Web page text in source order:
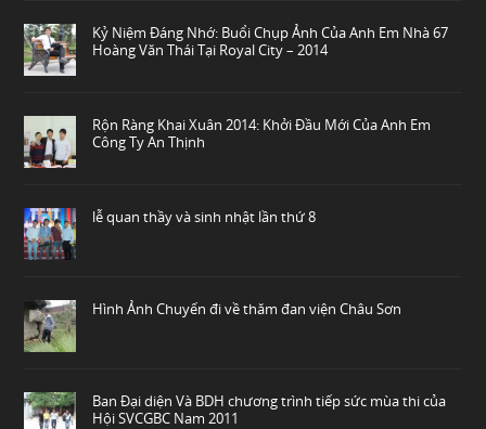
Kỷ Niệm Đáng Nhớ: Buổi Chụp Ảnh Của Anh Em Nhà 67
Hoàng Văn Thái Tại Royal City – 2014
Rộn Ràng Khai Xuân 2014: Khởi Đầu Mới Của Anh Em
Công Ty An Thịnh
lễ quan thầy và sinh nhật lần thứ 8
Hình Ảnh Chuyến đi về thăm đan viện Châu Sơn
Ban Đại diện Và BDH chương trình tiếp sức mùa thi của
Hội SVCGBC Nam 2011